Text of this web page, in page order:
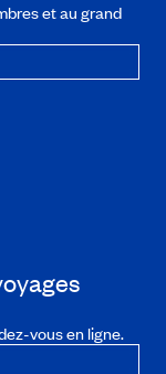
et au grand
vous en ligne.